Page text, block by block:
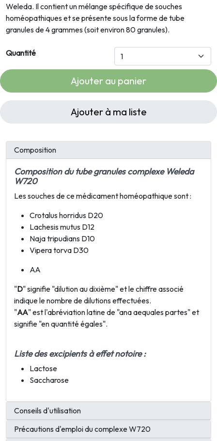
Weleda. Il contient un mélange spécifique de souches
homéopathiques et se présente sous la forme de tube
granules de 4 grammes (soit environ 80 granules).
Quantité
Ajouter au panier
Ajouter à ma liste
Composition
Composition du tube granules complexe Weleda
W720
Les souches de ce médicament homéopathique sont :
Crotalus horridus D20
Lachesis mutus D12
Naja tripudians D10
Vipera torva D30
AA
"D" signifie "dilution au dixième" et le chiffre associé
indique le nombre de dilutions effectuées.
"AA" est l'abréviation latine de "ana aequales partes" et
signifie "en quantité égales".
Liste des excipients à effet notoire :
Lactose
Saccharose
Conseils d'utilisation
Précautions d'emploi du complexe W720